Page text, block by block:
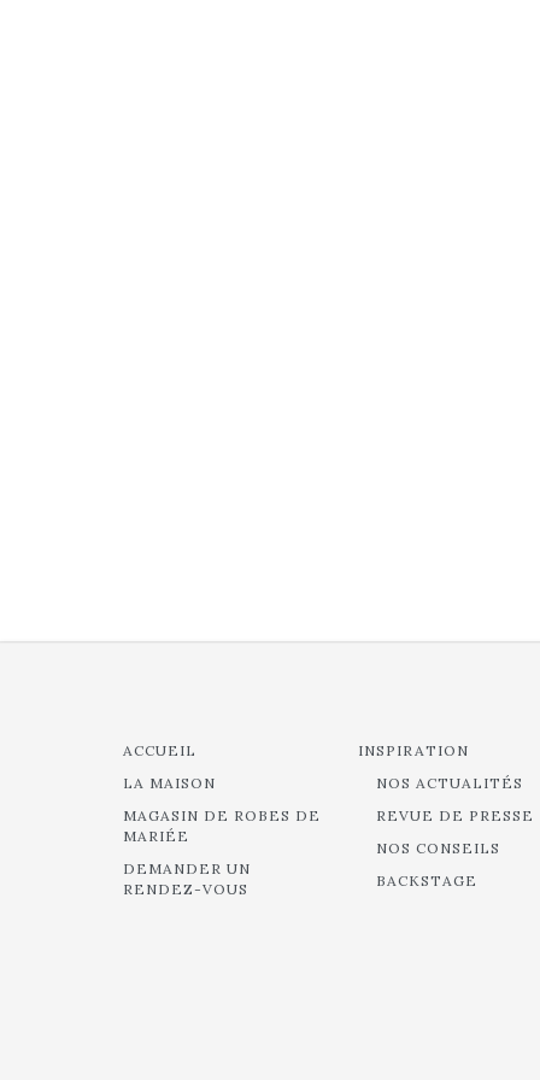
ACCUEIL
LA MAISON
MAGASIN DE ROBES DE
MARIÉE
DEMANDER UN
RENDEZ-VOUS
INSPIRATION
NOS ACTUALITÉS
REVUE DE PRESSE
NOS CONSEILS
BACKSTAGE